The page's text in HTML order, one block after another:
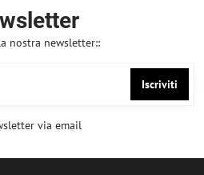
nostra newsletter::
Iscriviti
via email